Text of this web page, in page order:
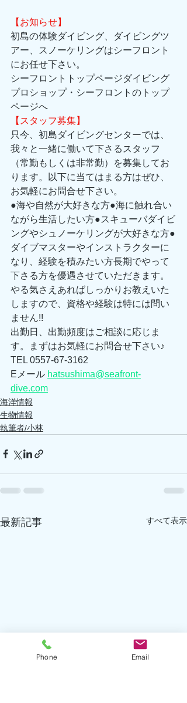
【お知らせ】
初島の体験ダイビング、ダイビングツ
アー、スノーケリングはシーフロント
にお任せ下さい。
シーフロントトップページダイビング
プロショップ・シーフロントのトップ
ページへ
【スタッフ募集】
只今、初島ダイビングセンターでは、
我々と一緒に働いて下さるスタッフ
（常勤もしくは非常勤）を募集してお
ります。以下に当てはまる方はぜひ、
お気軽にお問合せ下さい。
●海や自然が大好きな方●海に触れ合い
ながら生活したい方●スキューバダイビ
ングやシュノーケリングが大好きな方●
ダイブマスターやインストラクターに
なり、経験を積みたい方長期でやって
下さる方を優遇させていただきます。
やる気さえあればしっかりお教えいた
しますので、資格や経験は特には問い
ません!!
出勤日、出勤頻度はご相談に応じま
す。まずはお気軽にお問合せ下さい♪
TEL 0557-67-3162
Eメール hatsushima@seafront-
dive.com
海洋情報
生物情報
執筆者/小林
最新記事 すべて表示
Phone Email